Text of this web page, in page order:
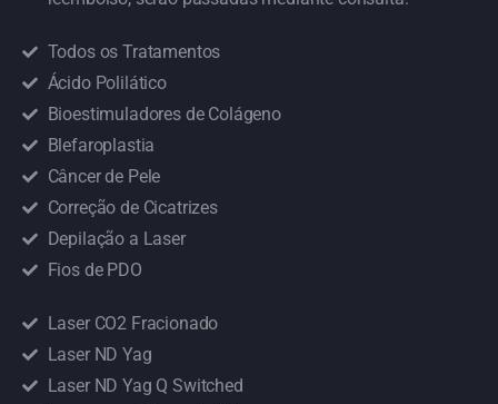
Todos os Tratamentos
Ácido Polilático
Bioestimuladores de Colágeno
Blefaroplastia
Câncer de Pele
Correção de Cicatrizes
Depilação a Laser
Fios de PDO
Laser CO2 Fracionado
Laser ND Yag
Laser ND Yag Q Switched